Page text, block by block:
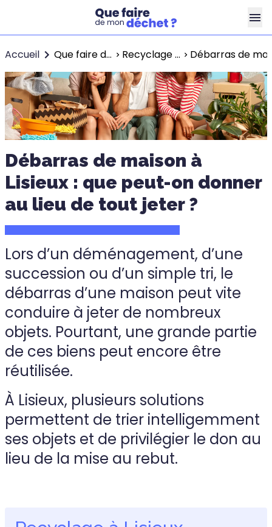
Accueil Que faire de mon déchet ? Recyclage à Lisieux Débarras de
Débarras de maison à
Lisieux : que peut-on donner
au lieu de tout jeter ?
Lors d’un déménagement, d’une
succession ou d’un simple tri, le
débarras d’une maison peut vite
conduire à jeter de nombreux
objets. Pourtant, une grande partie
de ces biens peut encore être
réutilisée.
À Lisieux, plusieurs solutions
permettent de trier intelligemment
ses objets et de privilégier le don au
lieu de la mise au rebut.